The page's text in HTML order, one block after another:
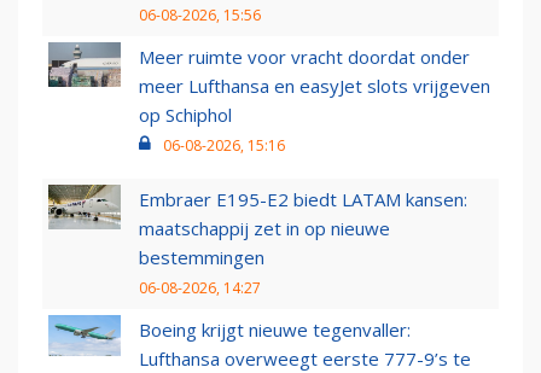
06-08-2026, 15:56
Meer ruimte voor vracht doordat onder
meer Lufthansa en easyJet slots vrijgeven
op Schiphol
06-08-2026, 15:16
Embraer E195-E2 biedt LATAM kansen:
maatschappij zet in op nieuwe
bestemmingen
06-08-2026, 14:27
Boeing krijgt nieuwe tegenvaller:
Lufthansa overweegt eerste 777-9’s te